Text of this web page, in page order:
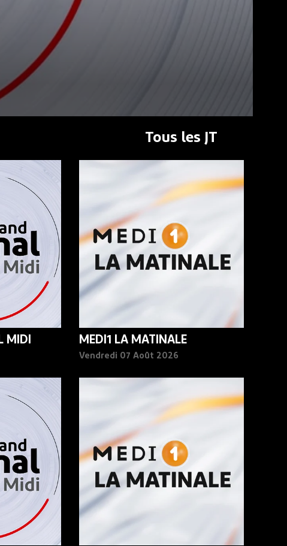
Tous les JT
MIDI MEDI1 LA MATINALE
Vendredi 07 Août 2026